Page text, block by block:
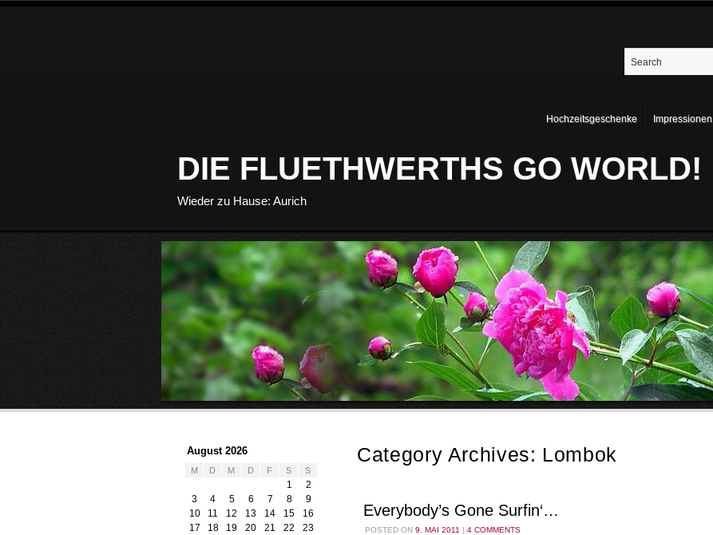
Hochzeitsgeschenke Impressionen
DIE FLUETHWERTHS GO WORLD!
Wieder zu Hause: Aurich
Category Archives: Lombok
Everybody’s Gone Surfin‘…
POSTED ON 9. MAI 2011 | 4 COMMENTS
August 2026
M D M D F S S
1
2
3
4 5 6 7 8
9
10
11 12 13 14 15
16
17
18 19 20 21 22
23